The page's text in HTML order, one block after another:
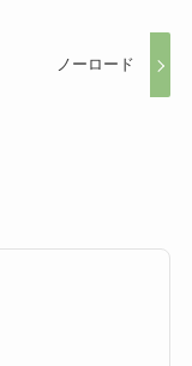
ノーロード